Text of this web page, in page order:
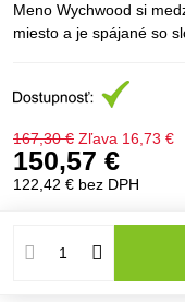
Meno Wychwood si
miesto a je spájané so
167,30 € Zľava 16,73 €
150,57 €
122,42 € bez DPH